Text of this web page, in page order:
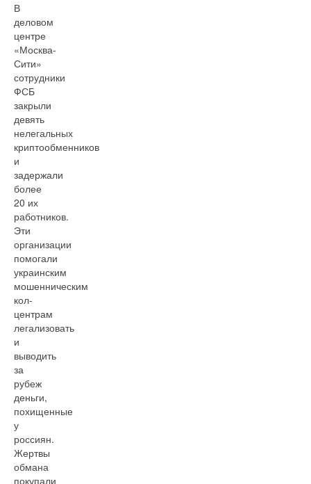
В
деловом
центре
«Москва-
Сити»
сотрудники
ФСБ
закрыли
девять
нелегальных
криптообменников
и
задержали
более
20 их
работников.
Эти
организации
помогали
украинским
мошенническим
кол-
центрам
легализовать
и
выводить
за
рубеж
деньги,
похищенные
у
россиян.
Жертвы
обмана
покупали